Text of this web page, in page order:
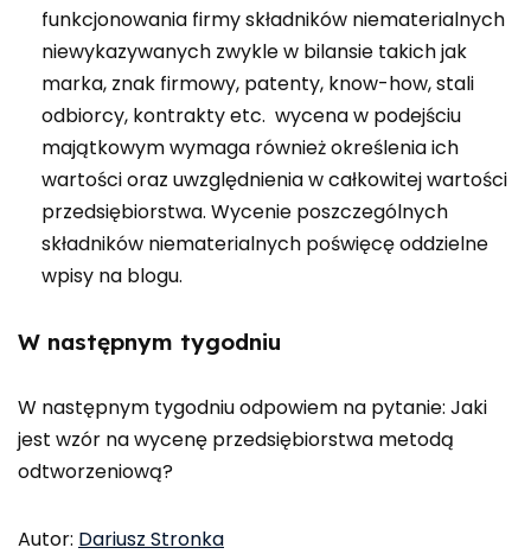
funkcjonowania firmy składników niematerialnych
niewykazywanych zwykle w bilansie takich jak
marka, znak firmowy, patenty, know-how, stali
odbiorcy, kontrakty etc. wycena w podejściu
majątkowym wymaga również określenia ich
wartości oraz uwzględnienia w całkowitej wartości
przedsiębiorstwa. Wycenie poszczególnych
składników niematerialnych poświęcę oddzielne
wpisy na blogu.
W następnym tygodniu
W następnym tygodniu odpowiem na pytanie: Jaki
jest wzór na wycenę przedsiębiorstwa metodą
odtworzeniową?
Autor: Dariusz Stronka